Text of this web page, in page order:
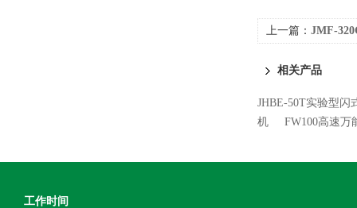
上一篇： JMF-
相关产品
JHBE-50T实验型闪
机
FW100高速万
工作时间